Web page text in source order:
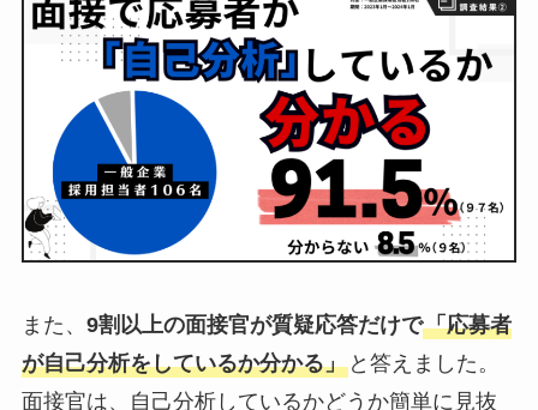
また、 9割以上の面接官が質疑応答だけで「応募者
が自己分析をしているか分かる」と答えました。
面接官は、自己分析しているかどうか簡単に見抜